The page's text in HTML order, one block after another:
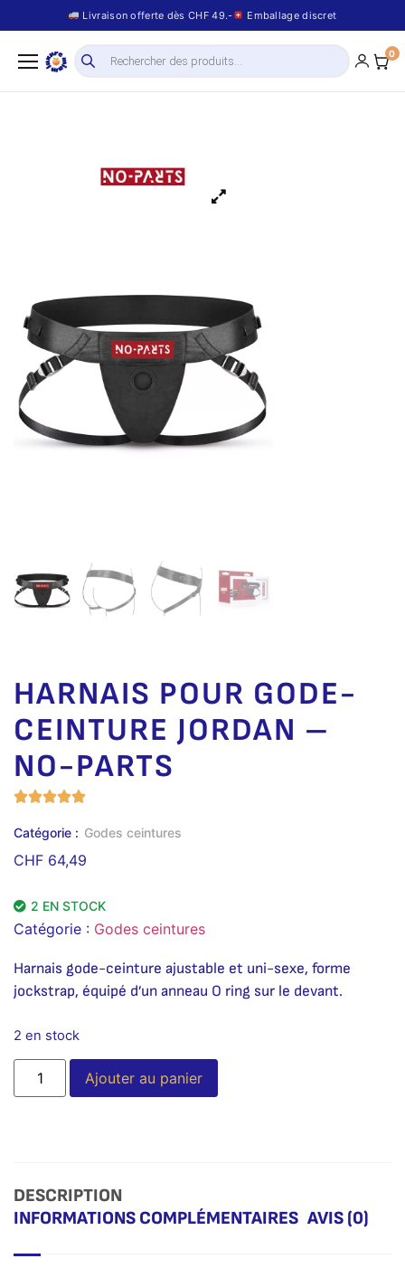
Livraison offerte dès CHF 49.- Emballage discret
0
HARNAIS POUR GODE-
CEINTURE JORDAN –
NO-PARTS
Catégorie : Godes ceintures
CHF 64,49
2 EN STOCK
Catégorie : Godes ceintures
Harnais gode-ceinture ajustable et uni-sexe, forme
jockstrap, équipé d’un anneau O ring sur le devant.
2 en stock
Ajouter au panier
DESCRIPTION
INFORMATIONS COMPLÉMENTAIRES AVIS (0)